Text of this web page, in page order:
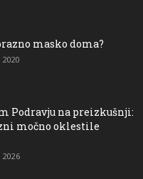
masko doma?
Podravju na preizkušnji:
močno oklestile
2026